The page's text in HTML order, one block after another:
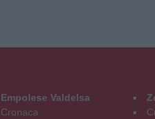
Empolese Valdelsa
Cronaca